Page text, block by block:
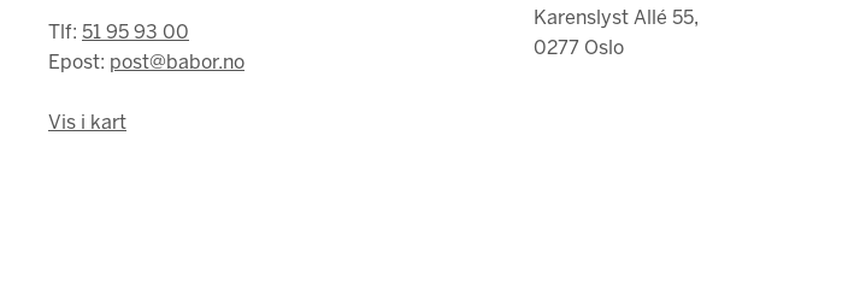
Tlf: 51 95 93 00
Epost: post@babor.no
Vis i kart
Karenslyst Allé 55,
0277 Oslo